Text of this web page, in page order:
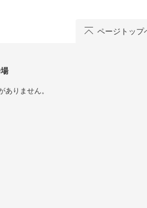
ありません。
ページトップ